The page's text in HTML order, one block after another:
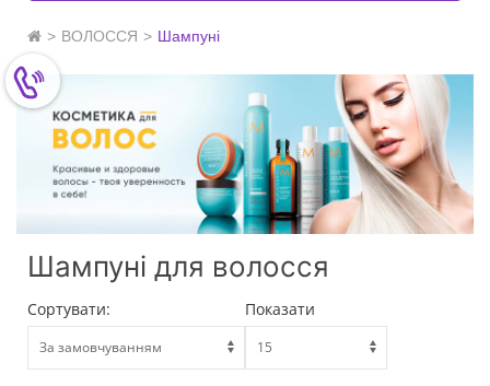
ВОЛОССЯ Шампуні
Шампуні для волосся
Сортувати: Показати